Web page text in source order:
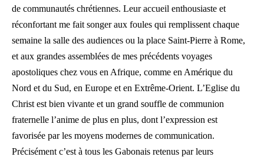
de communautés chrétiennes. Leur accueil enthousiaste et
réconfortant me fait songer aux foules qui remplissent chaque
semaine la salle des audiences ou la place Saint-Pierre à Rome,
et aux grandes assemblées de mes précédents voyages
apostoliques chez vous en Afrique, comme en Amérique du
Nord et du Sud, en Europe et en Extrême-Orient. L’Eglise du
Christ est bien vivante et un grand souffle de communion
fraternelle l’anime de plus en plus, dont l’expression est
favorisée par les moyens modernes de communication.
Précisément c’est à tous les Gabonais retenus par leurs